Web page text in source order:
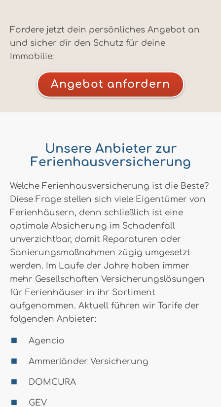
Fordere jetzt dein persönliches Angebot an
und sicher dir den Schutz für deine
Immobilie:
Angebot anfordern
Unsere Anbieter zur
Ferienhausversicherung
Welche Ferienhausversicherung ist die Beste?
Diese Frage stellen sich viele Eigentümer von
Ferienhäusern, denn schließlich ist eine
optimale Absicherung im Schadenfall
unverzichtbar, damit Reparaturen oder
Sanierungsmaßnahmen zügig umgesetzt
werden. Im Laufe der Jahre haben immer
mehr Gesellschaften Versicherungslösungen
für Ferienhäuser in ihr Sortiment
aufgenommen. Aktuell führen wir Tarife der
folgenden Anbieter:
Agencio
Ammerländer Versicherung
DOMCURA
GEV